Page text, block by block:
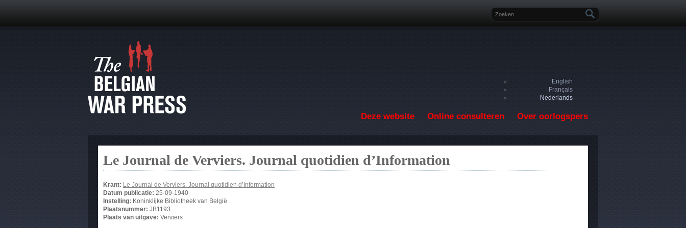
Zoekveld
English
Français
Nederlands
Deze website Online consulteren Over oorlogspers
Le Journal de Verviers. Journal quotidien d’Information
Krant: Le Journal de Verviers. Journal quotidien d’Information
Datum publicatie: 25-09-1940
Instelling: Koninklijke Bibliotheek van België
Plaatsnummer: JB1193
Plaats van uitgave: Verviers